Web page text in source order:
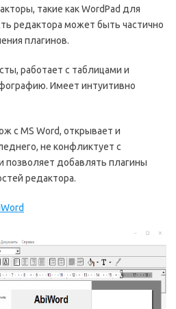
такие как WordPad для
редактора может быть частично
плагинов.
работает с таблицами и
Имеет интуитивно
с MS Word, открывает и
не конфликтует с
позволяет добавлять плагины
редактора.